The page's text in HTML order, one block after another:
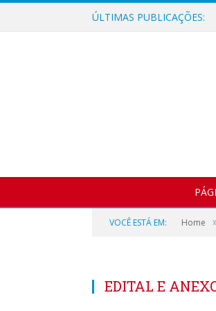
ÚLTIMAS PUBLICAÇÕES:
VOCÊ ESTÁ EM: Home
EDITAL E